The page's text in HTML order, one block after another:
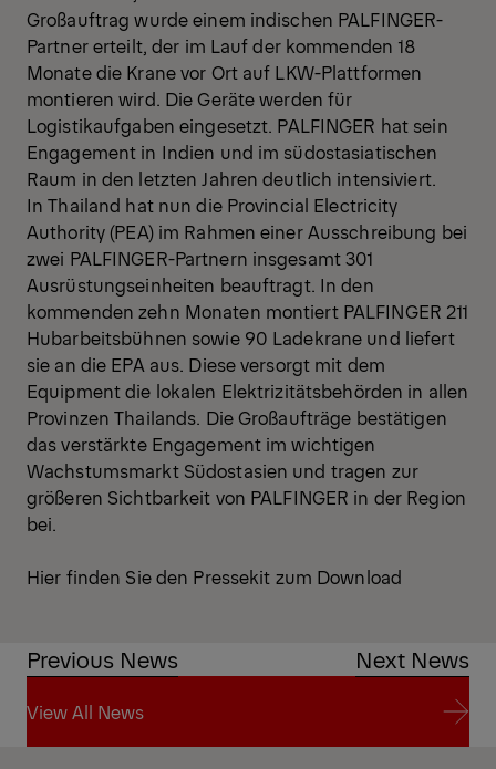
Großauftrag wurde einem indischen PALFINGER-
Partner erteilt, der im Lauf der kommenden 18
Monate die Krane vor Ort auf LKW-Plattformen
montieren wird. Die Geräte werden für
Logistikaufgaben eingesetzt. PALFINGER hat sein
Engagement in Indien und im südostasiatischen
Raum in den letzten Jahren deutlich intensiviert.
In Thailand hat nun die Provincial Electricity
Authority (PEA) im Rahmen einer Ausschreibung bei
zwei PALFINGER-Partnern insgesamt 301
Ausrüstungseinheiten beauftragt. In den
kommenden zehn Monaten montiert PALFINGER 211
Hubarbeitsbühnen sowie 90 Ladekrane und liefert
sie an die EPA aus. Diese versorgt mit dem
Equipment die lokalen Elektrizitätsbehörden in allen
Provinzen Thailands. Die Großaufträge bestätigen
das verstärkte Engagement im wichtigen
Wachstumsmarkt Südostasien und tragen zur
größeren Sichtbarkeit von PALFINGER in der Region
bei.
Hier finden Sie den Pressekit zum Download
Previous News Next News
View All News